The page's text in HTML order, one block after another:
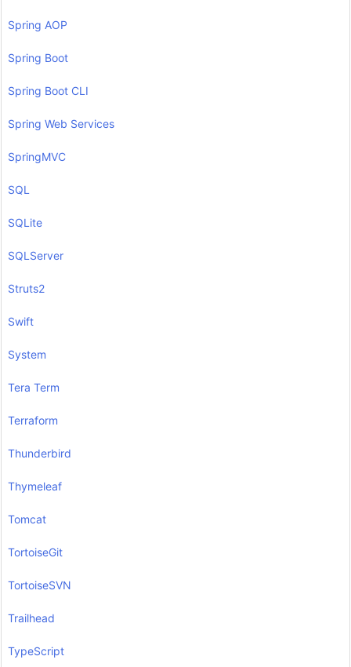
Spring AOP
Spring Boot
Spring Boot CLI
Spring Web Services
SpringMVC
SQL
SQLite
SQLServer
Struts2
Swift
System
Tera Term
Terraform
Thunderbird
Thymeleaf
Tomcat
TortoiseGit
TortoiseSVN
Trailhead
TypeScript